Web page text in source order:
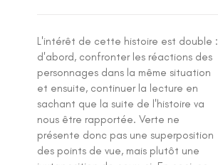
L'intérêt de cette histoire est double :
d'abord, confronter les réactions des
personnages dans la même situation
et ensuite, continuer la lecture en
sachant que la suite de l'histoire va
nous être rapportée. Verte ne
présente donc pas une superposition
des points de vue, mais plutôt une